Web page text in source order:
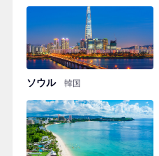
ソウル 韓国